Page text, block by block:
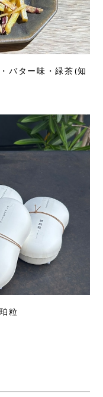
バター味・緑茶(知
粒